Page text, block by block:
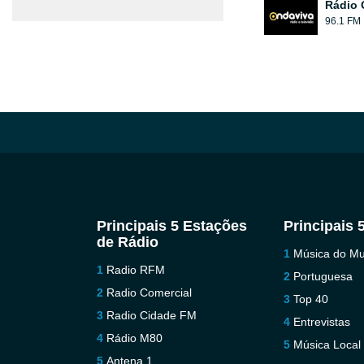
Rádio
96.1 FM
Principais 5 Estações
de Rádio
Radio RFM
Radio Comercial
Radio Cidade FM
Rádio M80
Antena 1
Principais
Música do
Portuguesa
Top 40
Entrevistas
Música Local